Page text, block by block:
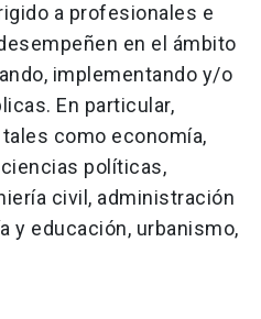
a profesionales e
en el ámbito
implementando y/o
En particular,
como economía,
políticas,
civil, administración
y educación, urbanismo,